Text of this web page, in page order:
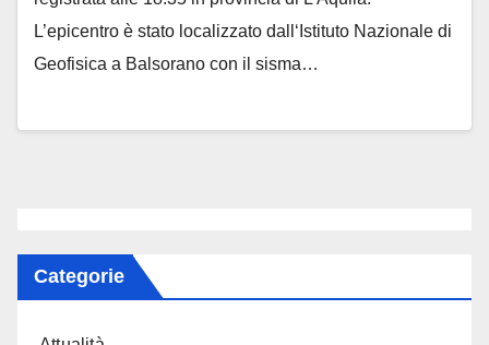
L’epicentro è stato localizzato dall‘Istituto Nazionale di
Geofisica a Balsorano con il sisma…
Categorie